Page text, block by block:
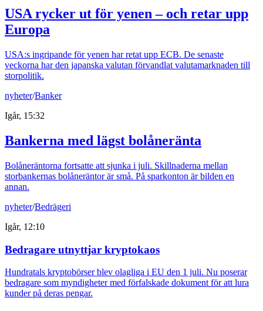
USA rycker ut för yenen – och retar upp
Europa
USA:s ingripande för yenen har retat upp ECB. De senaste
veckorna har den japanska valutan förvandlat valutamarknaden till
storpolitik.
nyheter/Banker
Igår, 15:32
Bankerna med lägst bolåneränta
Bolåneräntorna fortsatte att sjunka i juli. Skillnaderna mellan
storbankernas bolåneräntor är små. På sparkonton är bilden en
annan.
nyheter/Bedrägeri
Igår, 12:10
Bedragare utnyttjar kryptokaos
Hundratals kryptobörser blev olagliga i EU den 1 juli. Nu poserar
bedragare som myndigheter med förfalskade dokument för att lura
kunder på deras pengar.